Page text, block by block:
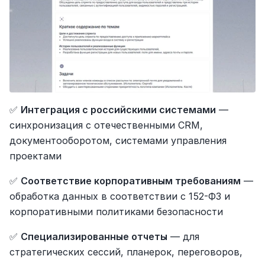
✅ Интеграция с российскими системами —
синхронизация с отечественными CRM,
документооборотом, системами управления
проектами
✅ Соответствие корпоративным требованиям —
обработка данных в соответствии с 152-ФЗ и
корпоративными политиками безопасности
✅ Специализированные отчеты — для
стратегических сессий, планерок, переговоров,